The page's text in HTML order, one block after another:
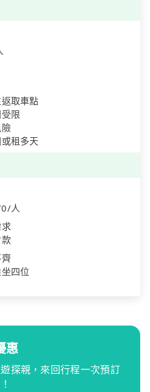
取車點
限
租多天
人
四位
惠
探親，來回行程一次預訂